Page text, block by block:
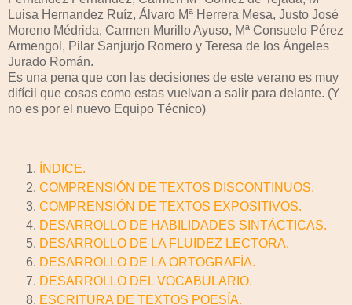
Luisa Hernandez Ruíz, Álvaro Mª Herrera Mesa, Justo José
Moreno Médrida, Carmen Murillo Ayuso, Mª Consuelo Pérez
Armengol, Pilar Sanjurjo Romero y Teresa de los Ángeles
Jurado Román.
Es una pena que con las decisiones de este verano es muy
difícil que cosas como estas vuelvan a salir para delante. (Y
no es por el nuevo Equipo Técnico)
ÍNDICE.
COMPRENSIÓN DE TEXTOS DISCONTINUOS.
COMPRENSIÓN DE TEXTOS EXPOSITIVOS.
DESARROLLO DE HABILIDADES SINTÁCTICAS.
DESARROLLO DE LA FLUIDEZ LECTORA.
DESARROLLO DE LA ORTOGRAFÍA.
DESARROLLO DEL VOCABULARIO.
ESCRITURA DE TEXTOS POESÍA.